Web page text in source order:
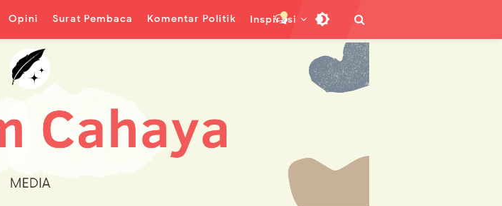
Opini Surat Pembaca Komentar Politik Inspirasi